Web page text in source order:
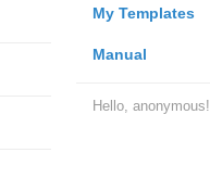
My Templates
Manual
Hello, anonymous!